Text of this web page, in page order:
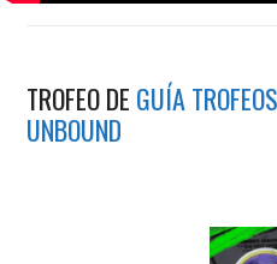
TROFEO DE GUÍA
UNBOUND